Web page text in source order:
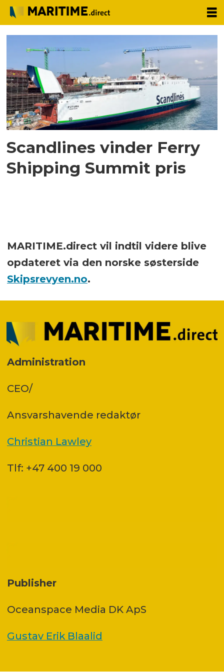
Tag:
ferry
shipping
summit
Scandlines vinder Ferry
Shipping Summit pris
MARITIME.direct vil indtil videre blive
opdateret via den norske søsterside
Skipsrevyen.no.
Administration
CEO/
Ansvars­havende redaktør
Christian Lawley
Tlf: +47 400 19 000
Publisher
Oceanspace Media DK ApS
Gustav Erik Blaalid